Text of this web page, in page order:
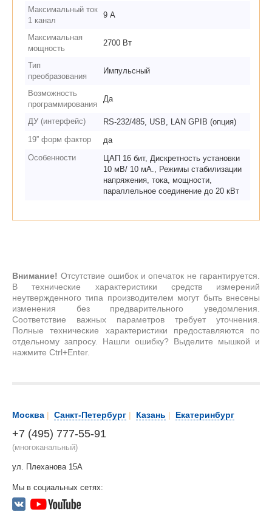
Максимальный ток
1 канал
9 А
Максимальная
мощность
2700 Вт
Тип
преобразования
Импульсный
Возможность
программирования
Да
ДУ (интерфейс)
RS-232/485, USB, LAN GPIB (опция)
19” форм фактор
да
Особенности
ЦАП 16 бит, Дискретность установки
10 мВ/ 10 мА., Режимы стабилизации
напряжения, тока, мощности,
параллельное соединение до 20 кВт
Внимание! Отсутствие ошибок и опечаток не гарантируется.
В технические характеристики средств измерений
неутвержденного типа производителем могут быть внесены
изменения без предварительного уведомления.
Соответствие важных параметров требует уточнения.
Полные технические характеристики предоставляются по
отдельному запросу. Нашли ошибку? Выделите мышкой и
нажмите Ctrl+Enter.
Москва | Санкт-Петербург | Казань | Екатеринбург
+7 (495) 777-55-91
(многоканальный)
ул. Плеханова 15А
Мы в социальных сетях: